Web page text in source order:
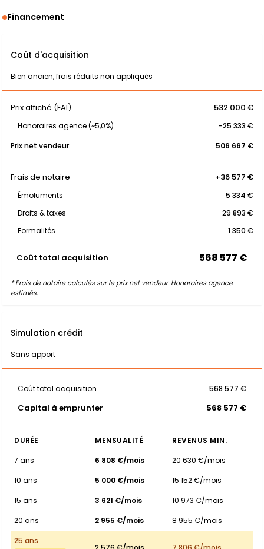
Financement
Coût d'acquisition
Bien ancien, frais réduits non appliqués
Prix affiché (FAI) 532 000 €
Honoraires agence (~5,0%)
-25 333 €
Prix net vendeur
506 667 €
Frais de notaire +36 577 €
Émoluments
5 334 €
Droits & taxes
29 893 €
Formalités
1 350 €
Coût total acquisition 568 577 €
* Frais de notaire calculés sur le prix net vendeur. Honoraires agence
estimés.
Simulation crédit
Sans apport
Coût total acquisition 568 577 €
Capital à emprunter 568 577 €
DURÉE MENSUALITÉ
REVENUS MIN.
7 ans
6 808 €/mois
20 630 €/mois
10 ans
5 000 €/mois
15 152 €/mois
15 ans
3 621 €/mois
10 973 €/mois
20 ans
2 955 €/mois
8 955 €/mois
25 ans